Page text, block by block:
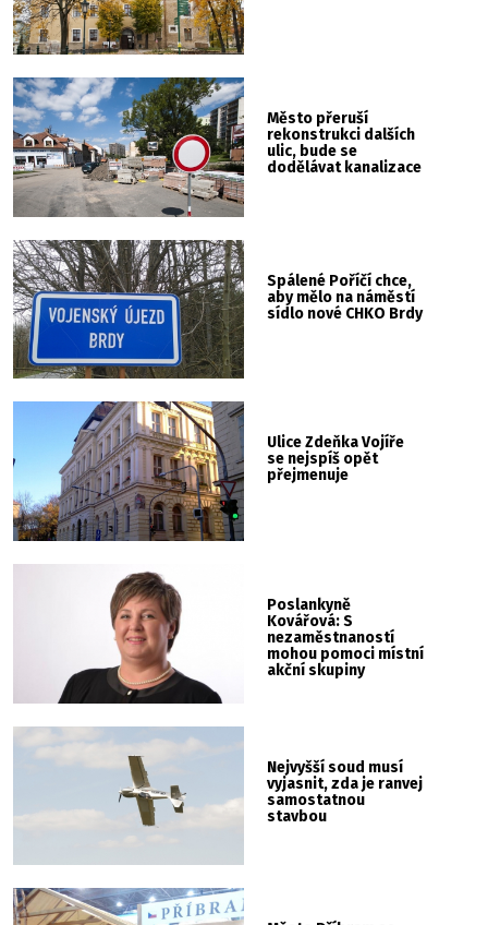
Město přeruší
rekonstrukci dalších
ulic, bude se
dodělávat kanalizace
Spálené Poříčí chce,
aby mělo na náměstí
sídlo nové CHKO Brdy
Ulice Zdeňka Vojíře
se nejspíš opět
přejmenuje
Poslankyně
Kovářová: S
nezaměstnaností
mohou pomoci místní
akční skupiny
Nejvyšší soud musí
vyjasnit, zda je ranvej
samostatnou
stavbou